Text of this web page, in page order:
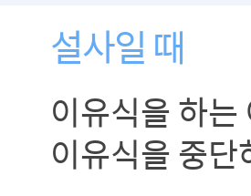
설사일 때
이유식을 하
이유식을 중